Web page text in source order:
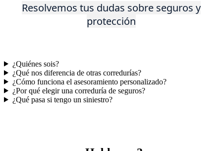
Resolvemos tus dudas sobre seguros y
protección
¿Quiénes sois?
¿Qué nos diferencia de otras corredurías?
¿Cómo funciona el asesoramiento personalizado?
¿Por qué elegir una correduría de seguros?
¿Qué pasa si tengo un siniestro?